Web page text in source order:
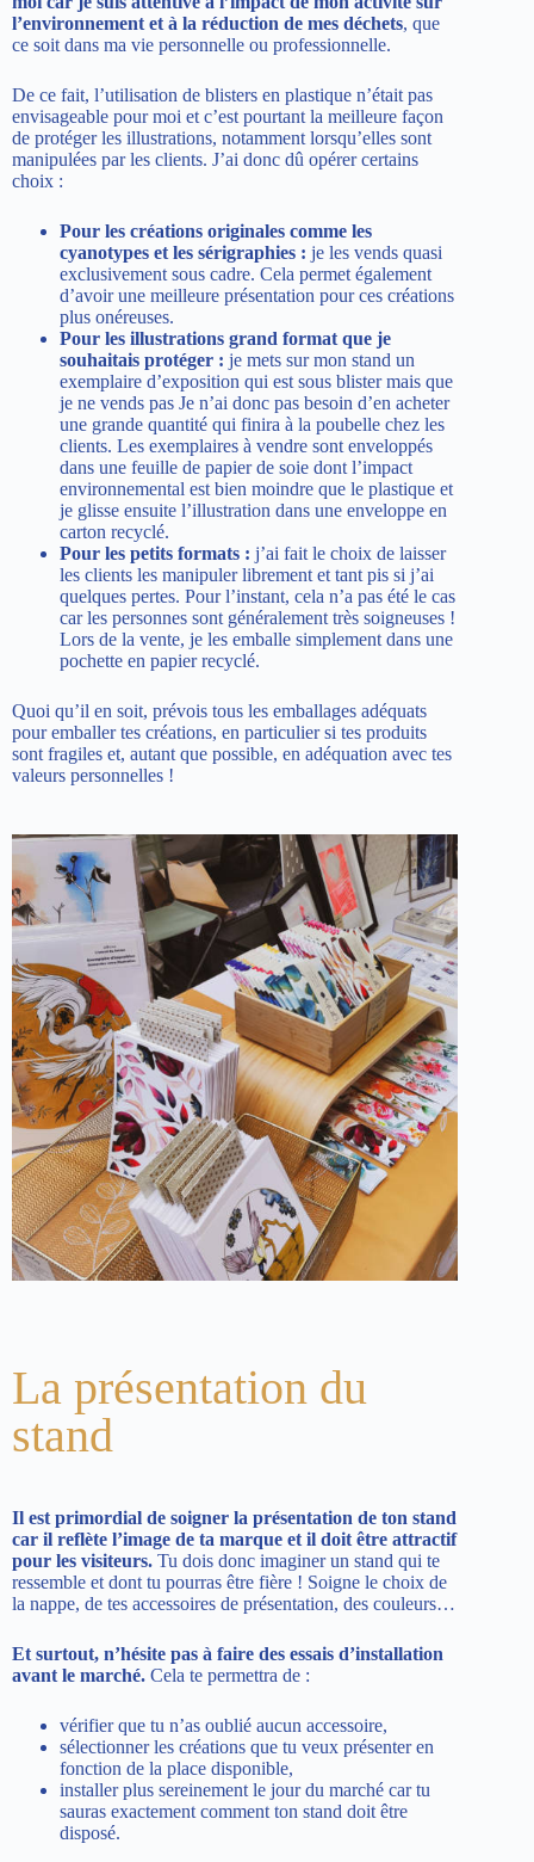
l’environnement et à la réduction de mes déchets, que
ce soit dans ma vie personnelle ou professionnelle.
De ce fait, l’utilisation de blisters en plastique n’était pas
envisageable pour moi et c’est pourtant la meilleure façon
de protéger les illustrations, notamment lorsqu’elles sont
manipulées par les clients. J’ai donc dû opérer certains
choix :
Pour les créations originales comme les
cyanotypes et les sérigraphies : je les vends quasi
exclusivement sous cadre. Cela permet également
d’avoir une meilleure présentation pour ces créations
plus onéreuses.
Pour les illustrations grand format que je
souhaitais protéger : je mets sur mon stand un
exemplaire d’exposition qui est sous blister mais que
je ne vends pas Je n’ai donc pas besoin d’en acheter
une grande quantité qui finira à la poubelle chez les
clients. Les exemplaires à vendre sont enveloppés
dans une feuille de papier de soie dont l’impact
environnemental est bien moindre que le plastique et
je glisse ensuite l’illustration dans une enveloppe en
carton recyclé.
Pour les petits formats : j’ai fait le choix de laisser
les clients les manipuler librement et tant pis si j’ai
quelques pertes. Pour l’instant, cela n’a pas été le cas
car les personnes sont généralement très soigneuses !
Lors de la vente, je les emballe simplement dans une
pochette en papier recyclé.
Quoi qu’il en soit, prévois tous les emballages adéquats
pour emballer tes créations, en particulier si tes produits
sont fragiles et, autant que possible, en adéquation avec tes
valeurs personnelles !
La présentation du
stand
Il est primordial de soigner la présentation de ton stand
car il reflète l’image de ta marque et il doit être attractif
pour les visiteurs. Tu dois donc imaginer un stand qui te
ressemble et dont tu pourras être fière ! Soigne le choix de
la nappe, de tes accessoires de présentation, des couleurs…
Et surtout, n’hésite pas à faire des essais d’installation
avant le marché. Cela te permettra de :
vérifier que tu n’as oublié aucun accessoire,
sélectionner les créations que tu veux présenter en
fonction de la place disponible,
installer plus sereinement le jour du marché car tu
sauras exactement comment ton stand doit être
disposé.